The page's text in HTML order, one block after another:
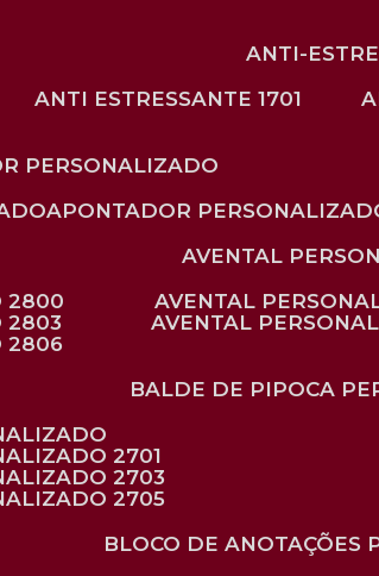
ANTI-
ANTI ESTRESSANTE 1701
PERSONALIZADO
APONTADOR
AVENTAL
2800
AVENTAL
2803
AVENTAL
2806
BALDE DE PIPOCA
2701
2703
2705
BLOCO DE